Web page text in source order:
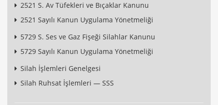
2521 S. Av Tüfekleri ve Bıçaklar Kanunu
2521 Sayılı Kanun Uygulama Yönetmeliği
5729 S. Ses ve Gaz Fişeği Silahlar Kanunu
5729 Sayılı Kanun Uygulama Yönetmeliği
Silah İşlemleri Genelgesi
Silah Ruhsat İşlemleri — SSS